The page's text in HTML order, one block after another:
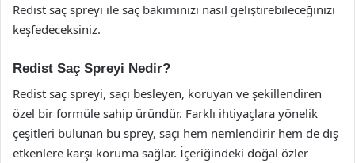
Redist saç spreyi ile saç bakımınızı nasıl geliştirebileceğinizi
keşfedeceksiniz.
Redist Saç Spreyi Nedir?
Redist saç spreyi, saçı besleyen, koruyan ve şekillendiren
özel bir formüle sahip üründür. Farklı ihtiyaçlara yönelik
çeşitleri bulunan bu sprey, saçı hem nemlendirir hem de dış
etkenlere karşı koruma sağlar. İçeriğindeki doğal özler